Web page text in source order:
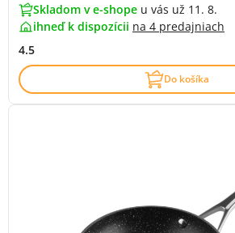
Skladom v e-shope u vás už 11. 8.
ihneď k dispozícii na 4 predajniach
4.5
Do košíka